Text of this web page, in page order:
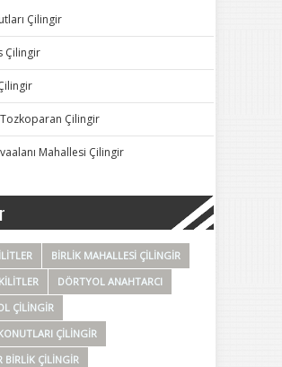
Çilingir
Çilingir
Çilingir
Mahallesi Çilingir
BIRLIK MAHALLESI ÇILINGIR
DÖRTYOL ANAHTARCI
ÇILINGIR
ÇILINGIR
BIRLIK ÇILINGIR